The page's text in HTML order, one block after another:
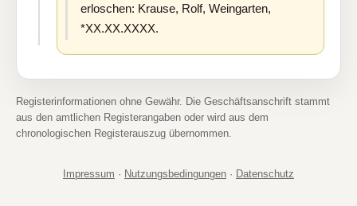
erloschen: Krause, Rolf, Weingarten,
*XX.XX.XXXX.
Registerinformationen ohne Gewähr. Die Geschäftsanschrift stammt
aus den amtlichen Registerangaben oder wird aus dem
chronologischen Registerauszug übernommen.
Impressum · Nutzungsbedingungen · Datenschutz